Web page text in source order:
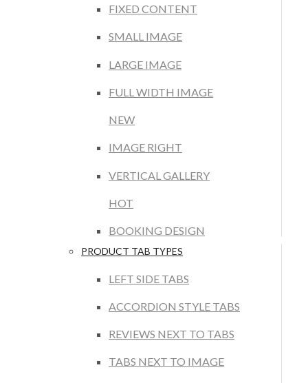
FIXED CONTENT
SMALL IMAGE
LARGE IMAGE
FULL WIDTH IMAGE
NEW
IMAGE RIGHT
VERTICAL GALLERY
HOT
BOOKING DESIGN
PRODUCT TAB TYPES
LEFT SIDE TABS
ACCORDION STYLE TABS
REVIEWS NEXT TO TABS
TABS NEXT TO IMAGE